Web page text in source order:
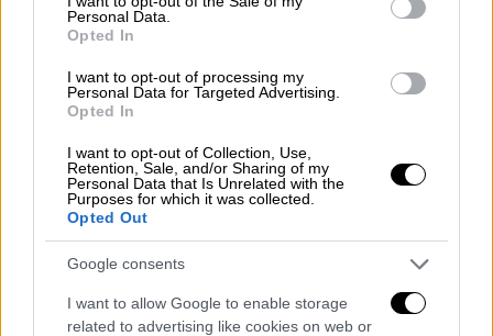
Personal Data.
Opted In
I want to opt-out of processing my
Personal Data for Targeted Advertising.
Opted In
I want to opt-out of Collection, Use,
Retention, Sale, and/or Sharing of my
Personal Data that Is Unrelated with the
Purposes for which it was collected.
Opted Out
Google consents
I want to allow Google to enable storage
related to advertising like cookies on web or
Πολιτική|12.12.2022 22:14
του Ευρωκοινοβουλίου: Γιατί η Εύα
Καϊλή είναι η «κορυφή του παγόβουνου»
Μορφή χιονοστιβάδας έχουν πάρει οι
εξελίξεις στην υπόθεση χρηματισμού
αξιωματούχων της Ευρωβουλής - Τα
στοιχεία που έχουν συγκεντρωθεί ως τώρα